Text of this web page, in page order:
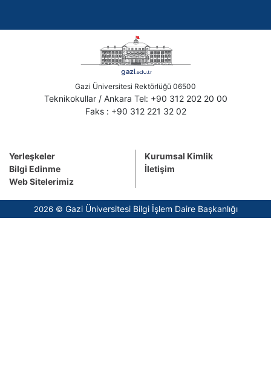
Gazi Üniversitesi Rektörlüğü 06500
Teknikokullar / Ankara Tel: +90 312 202 20 00
Faks : +90 312 221 32 02
Yerleşkeler
Bilgi Edinme
Web Sitelerimiz
Kurumsal Kimlik
İletişim
2026 © Gazi Üniversitesi Bilgi İşlem Daire Başkanlığı